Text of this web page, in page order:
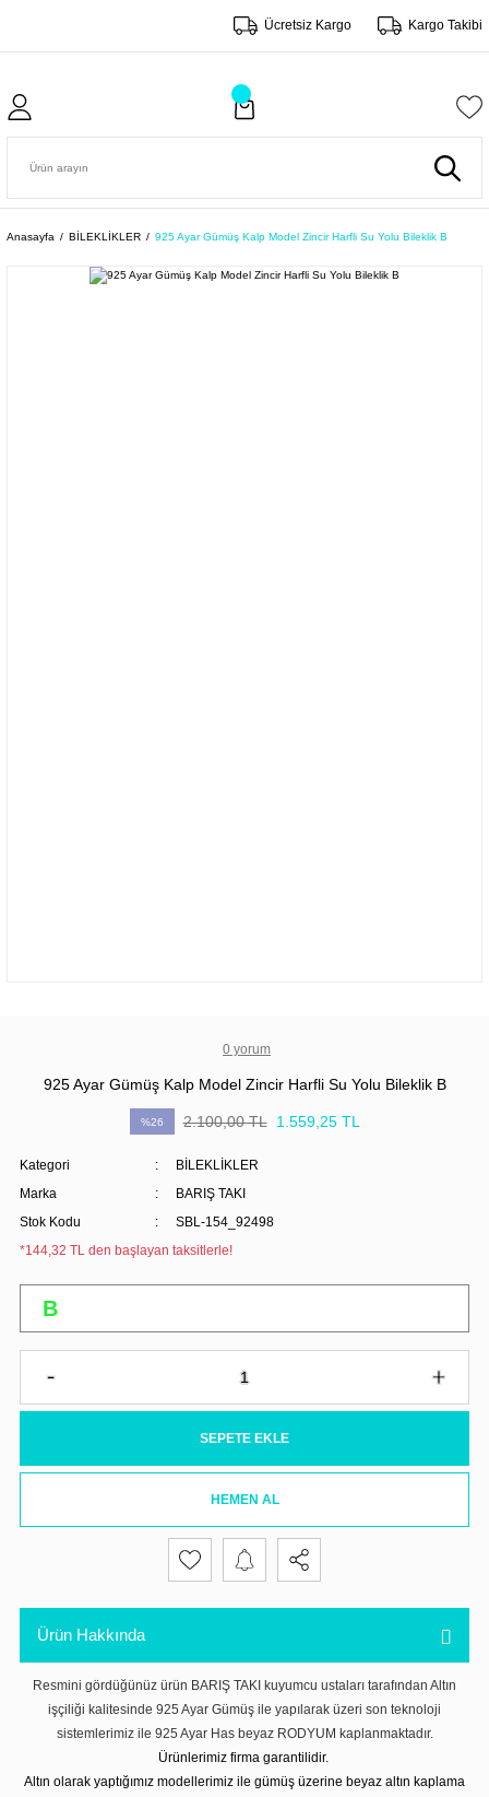
Ücretsiz Kargo Kargo Takibi
Anasayfa BİLEKLİKLER 925 Ayar Gümüş Kalp Model Zincir Harfli Su Yolu Bileklik B
0 yorum
925 Ayar Gümüş Kalp Model Zincir Harfli Su Yolu Bileklik B
%26 2.100,00 TL 1.559,25 TL
Kategori
BİLEKLİKLER
Marka
BARIŞ TAKI
Stok Kodu
SBL-154_92498
*144,32 TL den başlayan taksitlerle!
SEPETE EKLE
HEMEN AL
Ürün Hakkında
Resmini gördüğünüz ürün BARIŞ TAKI kuyumcu ustaları tarafından Altın
işçiliği kalitesinde 925 Ayar Gümüş ile yapılarak üzeri son teknoloji
sistemlerimiz ile 925 Ayar Has beyaz RODYUM kaplanmaktadır.
Ürünlerimiz firma garantilidir.
Altın olarak yaptığımız modellerimiz ile gümüş üzerine beyaz altın kaplama